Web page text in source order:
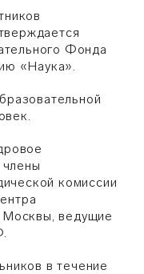
Фонда
«Наука».
комиссии
Москвы, ведущие
в течение